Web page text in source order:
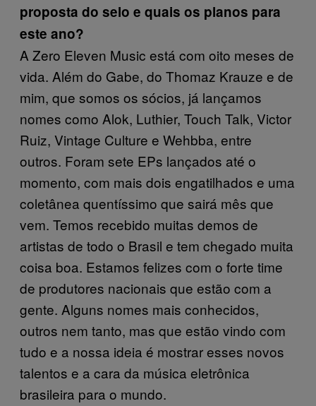
proposta do selo e quais os planos para
este ano?
A Zero Eleven Music está com oito meses de
vida. Além do Gabe, do Thomaz Krauze e de
mim, que somos os sócios, já lançamos
nomes como Alok, Luthier, Touch Talk, Victor
Ruiz, Vintage Culture e Wehbba, entre
outros. Foram sete EPs lançados até o
momento, com mais dois engatilhados e uma
coletânea quentíssimo que sairá mês que
vem. Temos recebido muitas demos de
artistas de todo o Brasil e tem chegado muita
coisa boa. Estamos felizes com o forte time
de produtores nacionais que estão com a
gente. Alguns nomes mais conhecidos,
outros nem tanto, mas que estão vindo com
tudo e a nossa ideia é mostrar esses novos
talentos e a cara da música eletrônica
brasileira para o mundo.